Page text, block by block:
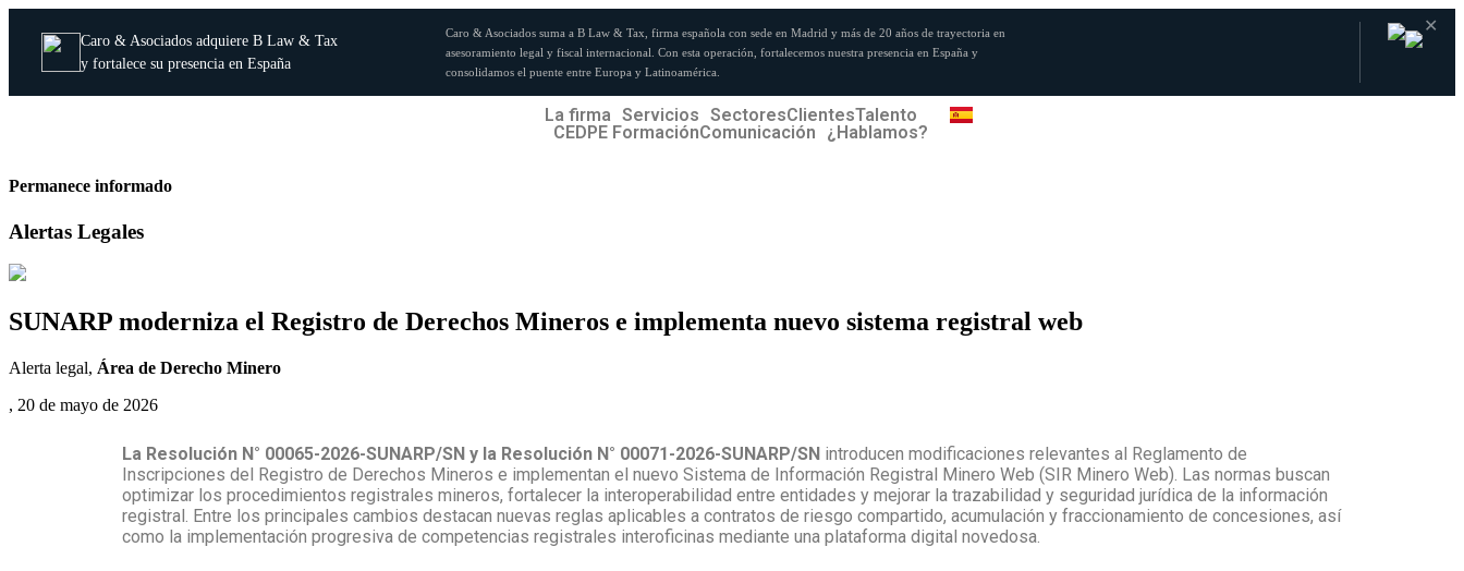
✕
Caro & Asociados adquiere B Law & Tax
y fortalece su presencia en España
Caro & Asociados suma a B Law & Tax, firma española con sede en Madrid y más de 20 años de trayectoria en
asesoramiento legal y fiscal internacional. Con esta operación, fortalecemos nuestra presencia en España y
consolidamos el puente entre Europa y Latinoamérica.
La firma Servicios SectoresClientesTalento
CEDPE FormaciónComunicación ¿Hablamos?
Permanece informado
Alertas Legales
SUNARP moderniza el Registro de Derechos Mineros e implementa nuevo sistema registral web
Alerta legal, Área de Derecho Minero
, 20 de mayo de 2026
La Resolución N° 00065-2026-SUNARP/SN y la Resolución N° 00071-2026-SUNARP/SN introducen modificaciones relevantes al Reglamento de
Inscripciones del Registro de Derechos Mineros e implementan el nuevo Sistema de Información Registral Minero Web (SIR Minero Web). Las normas buscan
optimizar los procedimientos registrales mineros, fortalecer la interoperabilidad entre entidades y mejorar la trazabilidad y seguridad jurídica de la información
registral. Entre los principales cambios destacan nuevas reglas aplicables a contratos de riesgo compartido, acumulación y fraccionamiento de concesiones, así
como la implementación progresiva de competencias registrales interoficinas mediante una plataforma digital novedosa.